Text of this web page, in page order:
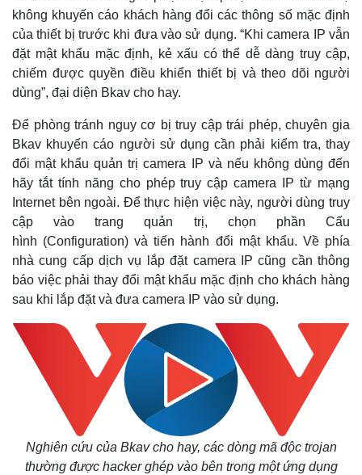
Thế giới
Quan sát
Cuộc sống đó đây
Multimedia
Video
Ảnh
E-Magazine
Infographic
không khuyến cáo khách hàng đổi các thông số mặc định
của thiết bị trước khi đưa vào sử dụng. “Khi camera IP vẫn
đặt mật khẩu mặc định, kẻ xấu có thể dễ dàng truy cập,
chiếm được quyền điều khiển thiết bị và theo dõi người
dùng”, đại diện Bkav cho hay.
Để phòng tránh nguy cơ bị truy cập trái phép, chuyên gia
Bkav khuyến cáo người sử dụng cần phải kiểm tra, thay
đổi mật khẩu quản trị camera IP và nếu không dùng đến
hãy tắt tính năng cho phép truy cập camera IP từ mạng
Internet bên ngoài. Để thực hiện việc này, người dùng truy
cập vào trang quản trị, chọn phần Cấu
hình (Configuration) và tiến hành đổi mật khẩu. Về phía
nhà cung cấp dịch vụ lắp đặt camera IP cũng cần thông
báo việc phải thay đổi mật khẩu mặc định cho khách hàng
sau khi lắp đặt và đưa camera IP vào sử dụng.
Nghiên cứu của Bkav cho hay, các dòng mã độc trojan
thường được hacker ghép vào bên trong một ứng dụng